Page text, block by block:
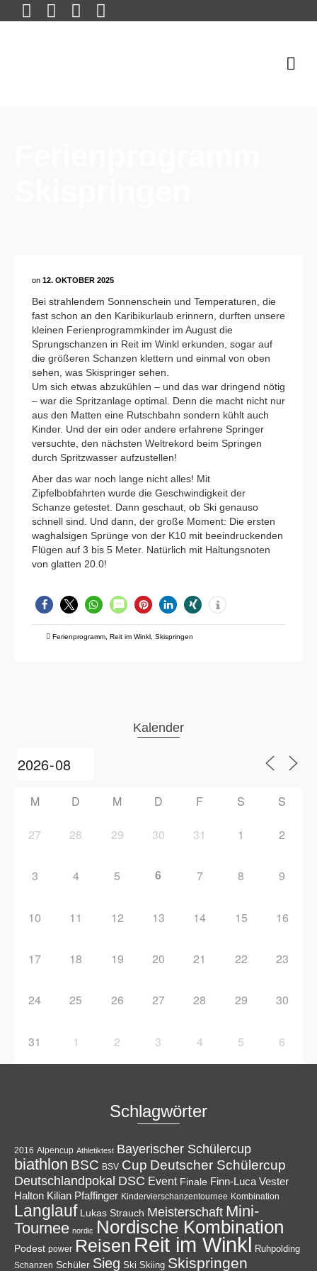
on 12. OKTOBER 2025
Bei strahlendem Sonnenschein und Temperaturen, die
fast schon an den Karibikurlaub erinnern, durften unsere
kleinen Ferienprogrammkinder im August die
Sprungschanzen in Reit im Winkl erkunden, sogar auf
die größeren Schanzen klettern und einmal von oben
sehen, was Skispringer sehen.
Um sich etwas abzukühlen – und das war dringend nötig
– war die Spritzanlage optimal. Denn die macht nicht nur
aus den Matten eine Rutschbahn sondern kühlt auch
Kinder. Und der ein oder andere erfahrene Springer
versuchte, den nächsten Weltrekord beim Springen
durch Spritzwasser aufzustellen!
Aber das war noch lange nicht alles! Mit
Zipfelbobfahrten wurde die Geschwindigkeit der
Schanze getestet. Dann geschaut, ob Ski genauso
schnell sind. Und dann, der große Moment: Die ersten
waghalsigen Sprünge von der K10 mit beeindruckenden
Flügen auf 3 bis 5 Meter. Natürlich mit Haltungsnoten
von glatten 20.0!
Ferienprogramm Reit im Winkl Skispringen
Kalender
M D M D F S S
27 28 29 30 31 1 2
3 4 5 6 7 8 9
10 11 12 13 14 15 16
17 18 19 20 21 22 23
24 25 26 27 28 29 30
31 1 2 3 4 5 6
Schlagwörter
2016 Alpencup Athletiktest Bayerischer Schülercup
biathlon BSC BSV Cup Deutscher Schülercup
Deutschlandpokal DSC Event Finale Finn-Luca Vester
Halton Kilian Pfaffinger Kindervierschanzentournee Kombination
Langlauf Lukas Strauch Meisterschaft Mini-
Tournee nordic Nordische Kombination
Podest power Reisen Reit im Winkl Ruhpolding
Schanzen Schüler Sieg Ski Skiing Skispringen